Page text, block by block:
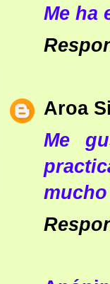
Me ha
Aroa
Me